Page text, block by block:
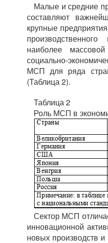
Малые и средние
составляют
крупные
наиболее
социально-
МСП для ряда
(Таблица 2).
Таблица 2
Роль МСП в
Сектор МСП
инновационной
новых производств